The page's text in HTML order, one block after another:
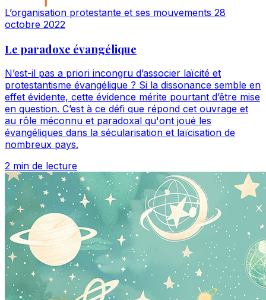
L’organisation protestante et ses mouvements 28
octobre 2022
Le paradoxe évangélique
N’est-il pas a priori incongru d’associer laïcité et
protestantisme évangélique ? Si la dissonance semble en
effet évidente, cette évidence mérite pourtant d’être mise
en question. C’est à ce défi que répond cet ouvrage et
au rôle méconnu et paradoxal qu'ont joué les
évangéliques dans la sécularisation et laïcisation de
nombreux pays.
2 min de lecture